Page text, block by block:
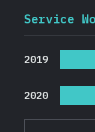
Service
2019
2020